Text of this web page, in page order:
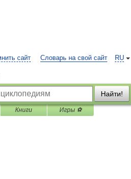
RU
сайт Словарь на свой сайт
Найти!
Книги Игры ⚽